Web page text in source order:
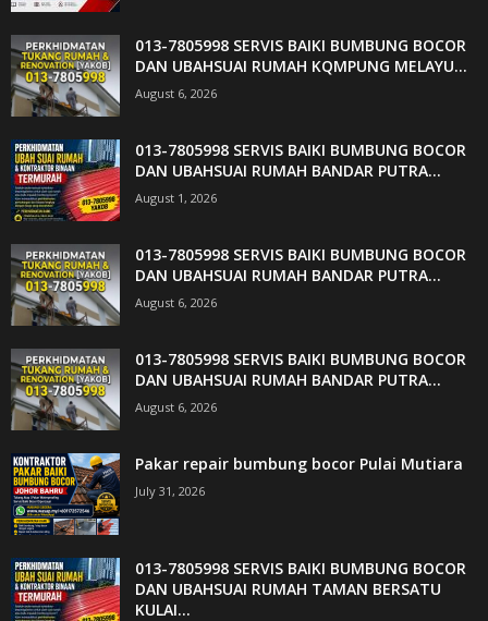
013-7805998 SERVIS BAIKI BUMBUNG BOCOR
DAN UBAHSUAI RUMAH KQMPUNG MELAYU...
August 6, 2026
013-7805998 SERVIS BAIKI BUMBUNG BOCOR
DAN UBAHSUAI RUMAH BANDAR PUTRA...
August 1, 2026
013-7805998 SERVIS BAIKI BUMBUNG BOCOR
DAN UBAHSUAI RUMAH BANDAR PUTRA...
August 6, 2026
013-7805998 SERVIS BAIKI BUMBUNG BOCOR
DAN UBAHSUAI RUMAH BANDAR PUTRA...
August 6, 2026
Pakar repair bumbung bocor Pulai Mutiara
July 31, 2026
013-7805998 SERVIS BAIKI BUMBUNG BOCOR
DAN UBAHSUAI RUMAH TAMAN BERSATU
KULAI...